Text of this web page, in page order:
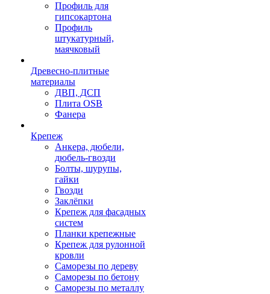
Профиль для
гипсокартона
Профиль
штукатурный,
маячковый
Древесно-плитные
материалы
ДВП, ДСП
Плита OSB
Фанера
Крепеж
Анкера, дюбели,
дюбель-гвозди
Болты, шурупы,
гайки
Гвозди
Заклёпки
Крепеж для фасадных
систем
Планки крепежные
Крепеж для рулонной
кровли
Саморезы по дереву
Саморезы по бетону
Саморезы по металлу